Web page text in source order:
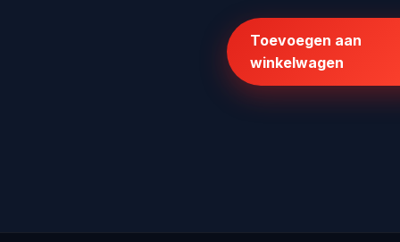
€146,62.€99,95.
Toevoegen aan
winkelwagen